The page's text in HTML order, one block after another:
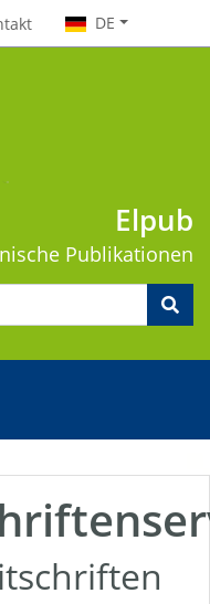
DE
Elpub
Publikationen